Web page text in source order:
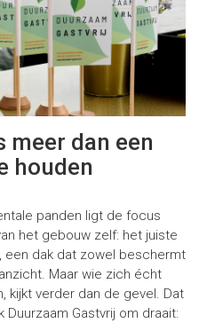
meer dan een
houden
panden ligt de focus
het gebouw zelf: het juiste
een dak dat zowel beschermt
Maar wie zich écht
kijkt verder dan de gevel. Dat
Gastvrij om draait: